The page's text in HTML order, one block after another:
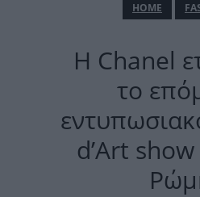
ΗΟΜΕ
Η Chanel
το
d’Art